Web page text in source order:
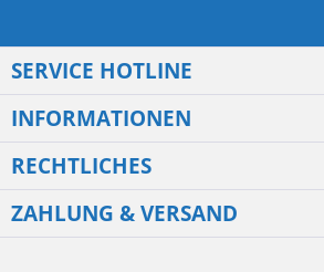
SERVICE HOTLINE
INFORMATIONEN
RECHTLICHES
ZAHLUNG & VERSAND